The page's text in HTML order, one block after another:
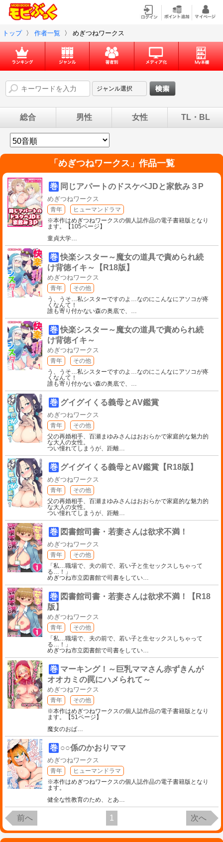
トップ 〉 作者一覧 〉 めぎつねワークス
総合 男性 女性 TL・BL
「 めぎつねワークス 」作品一覧
巻 同じアパートのドスケベJDと家飲み３P
めぎつねワークス
青年
ヒューマンドラマ
※本作はめぎつねワークスの個人誌作品の電子書籍版となり
ます。【105ページ】
童貞大学…
巻 快楽シスター～魔女の道具で責められ続
け背徳イキ～【R18版】
めぎつねワークス
青年
その他
う、うそ…私シスターですのよ…なのにこんなにアソコが疼
くなんて！
誰も寄り付かない森の奥底で、 …
巻 快楽シスター～魔女の道具で責められ続
け背徳イキ～
めぎつねワークス
青年
その他
う、うそ…私シスターですのよ…なのにこんなにアソコが疼
くなんて！
誰も寄り付かない森の奥底で、 …
巻 グイグイくる義母とAV鑑賞
めぎつねワークス
青年
その他
父の再婚相手、百瀬まゆみさんはおおらかで家庭的な魅力的
な大人の女性。
つい憧れてしまうが、距離…
巻 グイグイくる義母とAV鑑賞【R18版】
めぎつねワークス
青年
その他
父の再婚相手、百瀬まゆみさんはおおらかで家庭的な魅力的
な大人の女性。
つい憧れてしまうが、距離…
巻 図書館司書・若妻さんは欲求不満！
めぎつねワークス
青年
その他
「私…職場で、夫の前で、若い子と生セックスしちゃって
る…！」
めぎつね市立図書館で司書をしてい…
巻 図書館司書・若妻さんは欲求不満！【R18
版】
めぎつねワークス
青年
その他
「私…職場で、夫の前で、若い子と生セックスしちゃって
る…！」
めぎつね市立図書館で司書をしてい…
巻 マーキング！～巨乳ママさん赤ずきんが
オオカミの罠にハメられて～
めぎつねワークス
青年
その他
※本作はめぎつねワークスの個人誌作品の電子書籍版となり
ます。【51ページ】
魔女のおば…
巻 ○○係のかおりママ
めぎつねワークス
青年
ヒューマンドラマ
※本作はめぎつねワークスの個人誌作品の電子書籍版となり
ます。
健全な性教育のため、とあ…
前へ 1 次へ